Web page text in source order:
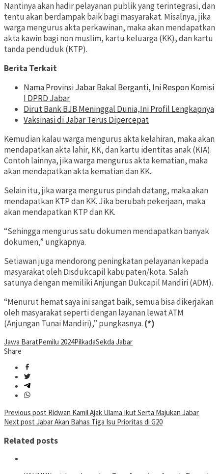
Nantinya akan hadir pelayanan publik yang terintegrasi, dan
tentu akan berdampak baik bagi masyarakat. Misalnya, jika
warga mengurus akta perkawinan, maka akan mendapatkan
akta kawin bagi non muslim, kartu keluarga (KK), dan kartu
tanda penduduk (KTP).
Berita Terkait
Nama Provinsi Jabar Bakal Berganti, Ini Respon Komisi
I DPRD Jabar
Dirut Bank BJB Meninggal Dunia,Ini Profil Lengkapnya
Vaksinasi di Jabar Terus Dipercepat
Kemudian kalau warga mengurus akta kelahiran, maka akan
mendapatkan akta lahir, KK, dan kartu identitas anak (KIA).
Contoh lainnya, jika warga mengurus akta kematian, maka
akan mendapatkan akta kematian dan KK.
Selain itu, jika warga mengurus pindah datang, maka akan
mendapatkan KTP dan KK. Jika berubah pekerjaan, maka
akan mendapatkan KTP dan KK.
“Sehingga mengurus satu dokumen mendapatkan banyak
dokumen,” ungkapnya.
Setiawan juga mendorong peningkatan pelayanan kepada
masyarakat oleh Disdukcapil kabupaten/kota. Salah
satunya dengan memiliki Anjungan Dukcapil Mandiri (ADM).
“Menurut hemat saya ini sangat baik, semua bisa dikerjakan
oleh masyarakat seperti dengan layanan lewat ATM
(Anjungan Tunai Mandiri),” pungkasnya. (*)
Jawa BaratPemilu 2024PilkadaSekda Jabar
Share
Post
navigation
Previous post Ridwan Kamil Ajak Ulama Ikut Serta Majukan Jabar
Next post Jabar Akan Bahas Tiga Isu Prioritas di G20
Related posts